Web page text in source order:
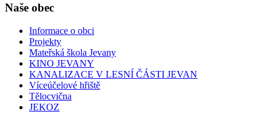
Naše obec
Informace o obci
Projekty
Mateřská škola Jevany
KINO JEVANY
KANALIZACE V LESNÍ ČÁSTI JEVAN
Víceúčelové hřiště
Tělocvična
JEKOZ